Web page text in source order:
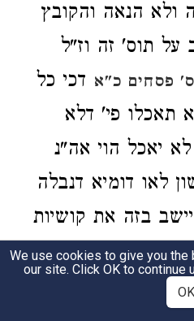
ולא הנאה והקובץ
תוס' זה וז"ל
פסחים כ"א דכי כל
תאכלו פי' דלא
יאכל הוי אה"נ
לאו דומיא דנבלה
בזה את קושיות
הא קיי"ל כר'
לא תאכל לא
We use cookies to give you
our site. Click OK to continue
OK